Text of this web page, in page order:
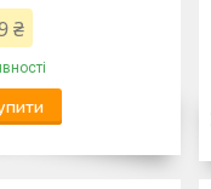
₴